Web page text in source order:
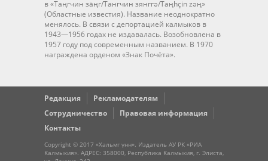
в «Таңгчин зäңг/Тангчин зянггә/Taңhçin zәң»
(Областные известия). Название неоднократно
менялось. В связи с депортацией калмыков в
1943—1956 годах не издавалась. Возобновлена в
1957 году под современным названием. В 1970
награждена орденом «Знак Почёта».
Редакция
Рекламодателям
Сотрудничество
Правовая информация
Контакты
Copyright © 2017 «Хальмг үнн». Издатель АУ РК «РИА
Калмыкия». АДРЕС: 358000, Республика Калмыкия, г. Элиста,